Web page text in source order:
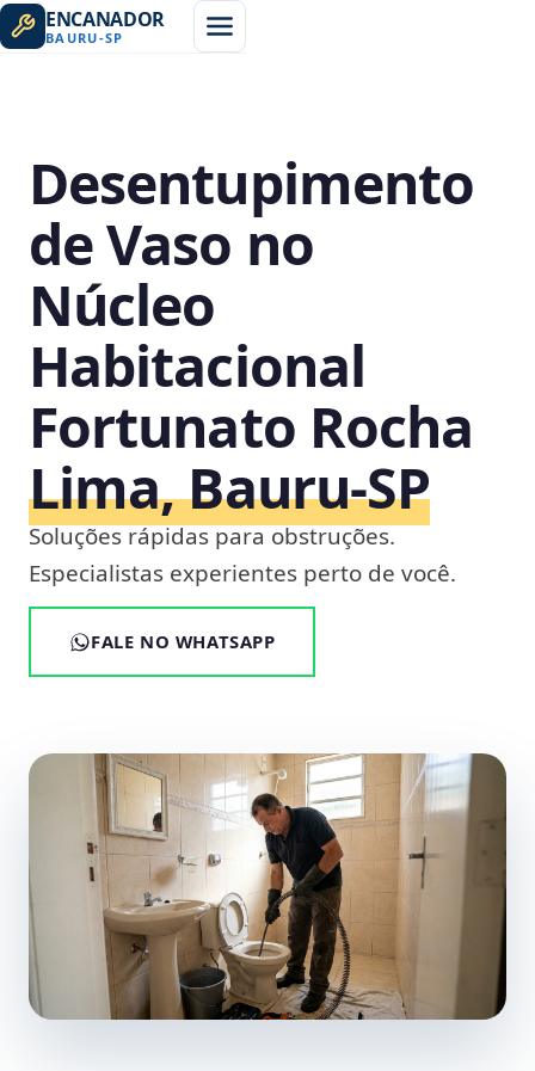
ENCANADOR
BAURU-SP
Desentupimento
de Vaso no
Núcleo
Habitacional
Fortunato Rocha
Lima, Bauru‑SP
Soluções rápidas para obstruções.
Especialistas experientes perto de você.
FALE NO WHATSAPP